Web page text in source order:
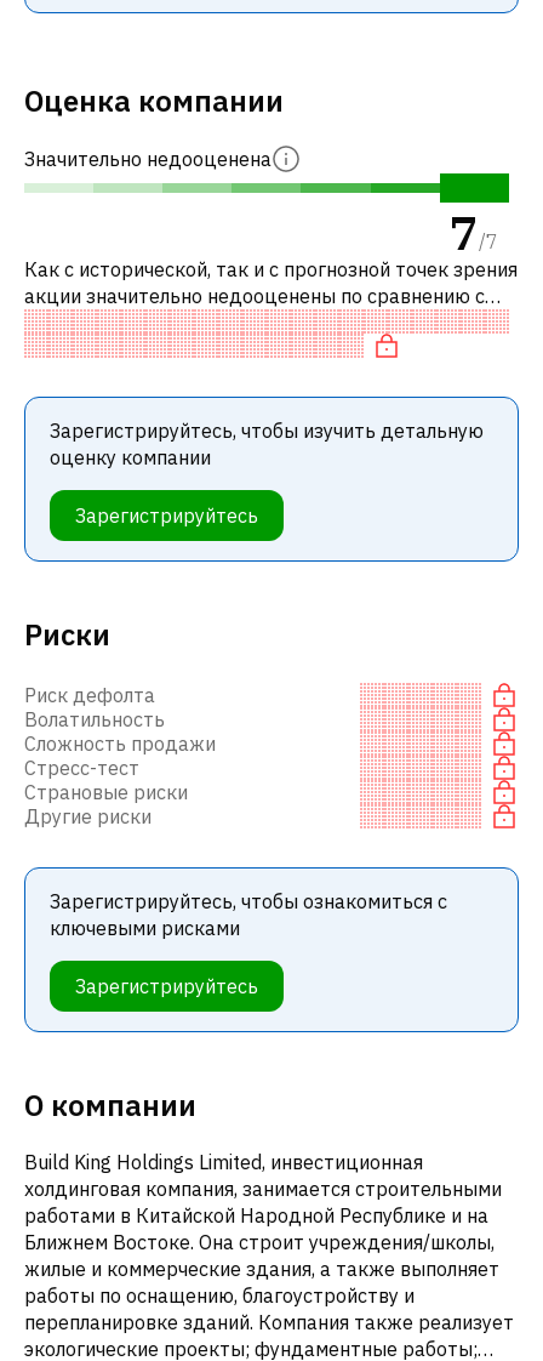
Риски
Риск дефолта
Волатильность
Сложность продажи
Стресс-тест
Страновые риски
Другие риски
Зарегистрируйтесь, чтобы ознакомиться с
ключевыми рисками
Зарегистрируйтесь
О компании
Build King Holdings Limited, инвестиционная
холдинговая компания, занимается строительными
работами в Китайской Народной Республике и на
Ближнем Востоке. Она строит учреждения/школы,
жилые и коммерческие здания, а также выполняет
работы по оснащению, благоустройству и
перепланировке зданий. Компания также реализует
экологические проекты; фундаментные работы;
Оценка компании
Значительно недооценена
7/7
Как с исторической, так и с прогнозной точек зрения
акции значительно недооценены по сравнению с
аналогичными акциями. В частности, акция
компании недооценена по P/E и не
Зарегистрируйтесь, чтобы изучить детальную
оценку компании
Зарегистрируйтесь